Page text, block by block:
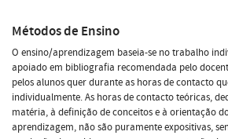
Métodos de Ensino
O ensino/aprendizagem baseia-se no trabalho
apoiado em bibliografia recomendada pelo
pelos alunos quer durante as horas de contacto
individualmente. As horas de contacto teóricas,
matéria, à definição de conceitos e à orientação
aprendizagem, não são puramente expositivas,